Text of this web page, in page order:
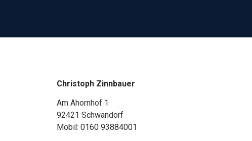
Christoph Zinnbauer
Am Ahornhof 1
92421 Schwandorf
Mobil: 0160 93884001